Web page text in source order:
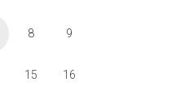
8 9
15 16